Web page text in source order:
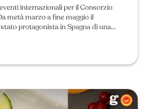
internazionali per il Consorzio
metà marzo a fine maggio il
protagonista in Spagna di una